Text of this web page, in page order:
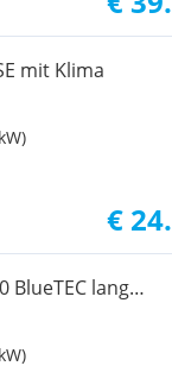
mit Klima
€
BlueTEC lang